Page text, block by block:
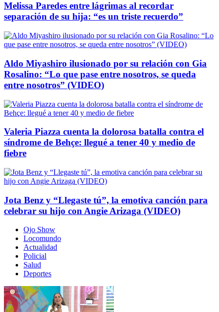
Melissa Paredes entre lágrimas al recordar
separación de su hija: “es un triste recuerdo”
Aldo Miyashiro ilusionado por su relación con Gia
Rosalino: “Lo que pase entre nosotros, se queda
entre nosotros” (VIDEO)
Valeria Piazza cuenta la dolorosa batalla contra el
síndrome de Behçe: llegué a tener 40 y medio de
fiebre
Jota Benz y “Llegaste tú”, la emotiva canción para
celebrar su hijo con Angie Arizaga (VIDEO)
Ojo Show
Locomundo
Actualidad
Policial
Salud
Deportes